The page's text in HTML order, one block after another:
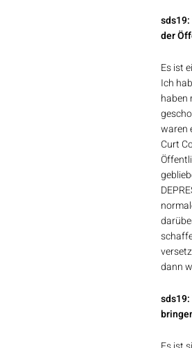
der
Es ist
Ich
haben
waren
Curt
dann